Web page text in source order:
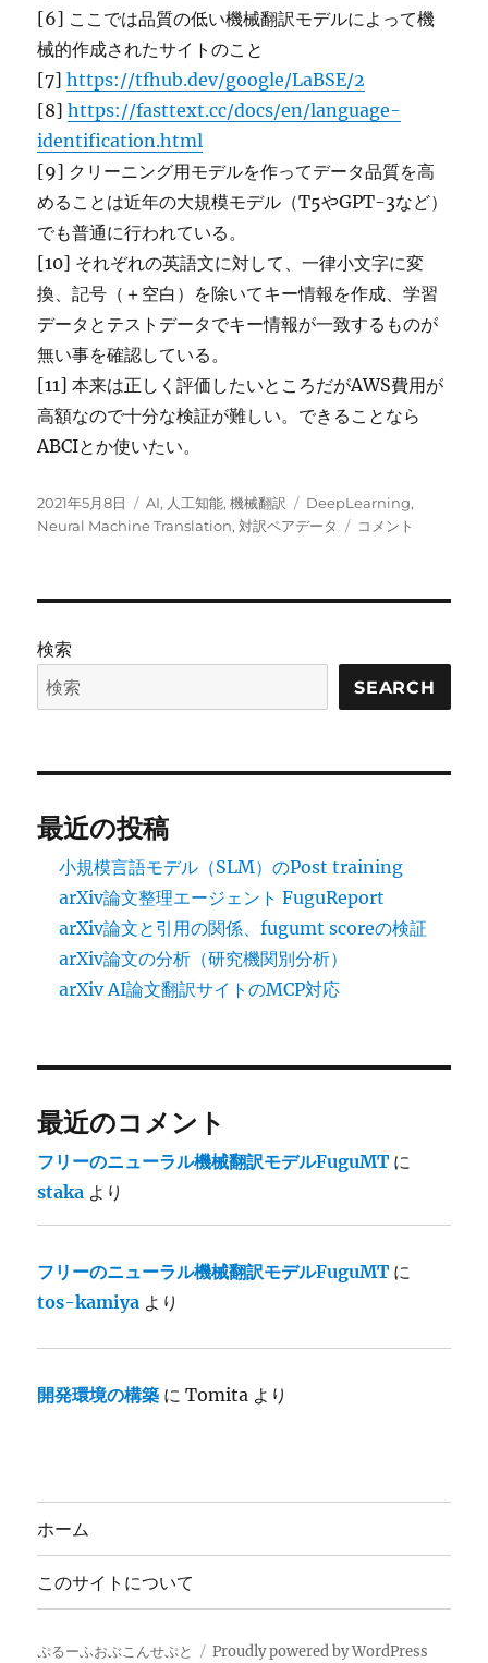
[6] ここでは品質の低い機械翻訳モデルによって機
械的作成されたサイトのこと
[7]https://tfhub.dev/google/LaBSE/2
[8]https://fasttext.cc/docs/en/language-
identification.html
[9] クリーニング用モデルを作ってデータ品質を高
めることは近年の大規模モデル（T5やGPT-3など）
でも普通に行われている。
[10] それぞれの英語文に対して、一律小文字に変
換、記号（＋空白）を除いてキー情報を作成、学習
データとテストデータでキー情報が一致するものが
無い事を確認している。
[11] 本来は正しく評価したいところだがAWS費用が
高額なので十分な検証が難しい。できることなら
ABCIとか使いたい。
投
稿
2021年5月8日
カ
テ
AI, 人工知能,機械翻訳
タ
グ
DeepLearning,
Neural Machine Translation,対訳ペアデータ
ニ
械
翻
訳
ル
デ
ー
の
コメント
検索
SEARCH
最近の投稿
小規模言語モデル（SLM）のPost training
arXiv論文整理エージェント FuguReport
arXiv論文と引用の関係、fugumt scoreの検証
arXiv論文の分析（研究機関別分析）
arXiv AI論文翻訳サイトのMCP対応
最近のコメント
フリーのニューラル機械翻訳モデルFuguMT に
staka より
フリーのニューラル機械翻訳モデルFuguMT に
tos-kamiya より
開発環境の構築 にTomita より
ホーム
このサイトについて
ぷるーふおぶこんせぷと Proudly powered by WordPress